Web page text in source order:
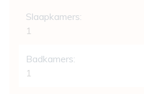
Slaapkamers:
1
Badkamers:
1